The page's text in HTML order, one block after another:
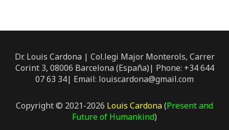
Dr. Louis Cardona | Col.legi Major Monterols, Carrer
Corint 3, 08006 Barcelona (España)| Phone: +34 644
07 63 34| Email: louiscardona@gmail.com
Copyright © 2021-2026 Louis Cardona(Present and
Future of Humankind)